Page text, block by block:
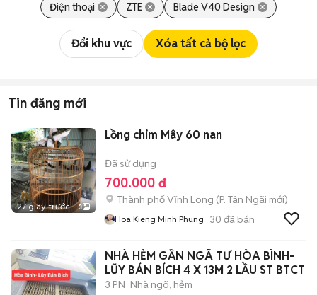
Điện thoại ZTE Blade V40 Design
Đổi khu vực Xóa tất cả bộ lọc
Tin đăng mới
27 giây trước 3
Lồng chim Mây 60 nan
Đã sử dụng
700.000 đ
Thành phố Vĩnh Long (P. Tân Ngãi mới)
Hoa Kieng Minh Phung 30 đã bán
NHÀ HẺM GẦN NGÃ TƯ HÒA BÌNH-
LŨY BÁN BÍCH 4 X 13M 2 LẦU ST BTCT
3 PN Nhà ngõ, hẻm